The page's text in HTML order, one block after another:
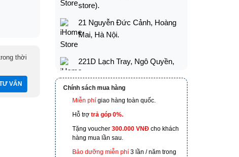
thời
store).
21 Nguyễn Đức Cảnh, Hoàng
Mai, Hà Nội.
221D Lạch Tray, Ngô Quyền,
173 Nguyễn Thái Bình,
Phường 4, Quận Tân Bình, Hồ
Chí Minh
601 Hoàng Liên, TP Lào Cai
Chính sách mua hàng
Miễn phí giao hàng toàn quốc.
Hỗ trợ trả góp 0%.
Tặng voucher 300.000 VNĐcho khách
hàng mua lần sau.
Bảo dưỡng miễn phí3 lần / năm trong